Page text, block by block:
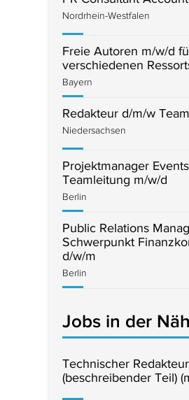
Nordrhein-Westfalen
Freie Autoren m/w/d
verschiedenen
Bayern
Redakteur d/m/w
Niedersachsen
Projektmanager
Teamleitung m/w/d
Berlin
Public Relations
Schwerpunkt
d/w/m
Berlin
Jobs in der
Technischer Redakteur
(beschreibender Teil)